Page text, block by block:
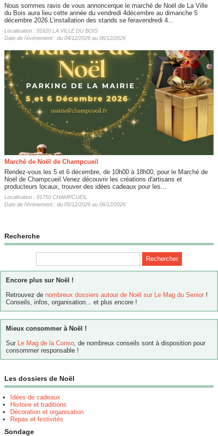
Nous sommes ravis de vous annoncerque le marché de Noël de La Ville
du Bois aura lieu cette année du vendredi 4décembre au dimanche 5
décembre 2026.L’installation des stands se feravendredi 4...
Localisation : 91620 LA VILLE DU BOIS
Date de l'évènement : du 04/12/2026 au 06/12/2026
Marché de Noël de Champcueil
Rendez-vous les 5 et 6 décembre, de 10h00 à 18h00, pour le Marché de
Noël de Champcueil.Venez découvrir les créations d'artisans et
producteurs locaux, trouver des idées cadeaux pour les...
Localisation : 91750 CHAMPCUEIL
Date de l'évènement : du 05/12/2026 au 06/12/2026
Recherche
Encore plus sur Noël !
Retrouvez de nombreux dossiers autour de Noël sur Le Mag du Senior !
Conseils, infos, organisation... et plus encore !
Mieux consommer à Noël !
Sur Le Mag de la Conso, de nombreux conseils sont à disposition pour
consommer responsable !
Les dossiers de Noël
Idées de cadeaux
Histoire et traditions
Décoration et organisation
Repas et festivités
Sondage